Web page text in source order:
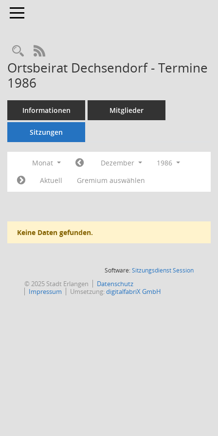
Toggle navigation
Rechercheauswahl
RSS-Feed
Ortsbeirat Dechsendorf - Termine
1986
Informationen Mitglieder
Sitzungen
Monat Dezember
1986
Aktuell
Gremium auswählen
Keine Daten gefunden.
Software:SitzungsdienstSession(Wird in
© 2025 Stadt Erlangen
Datenschutz
Impressum
Umsetzung:digitalfabriX GmbH